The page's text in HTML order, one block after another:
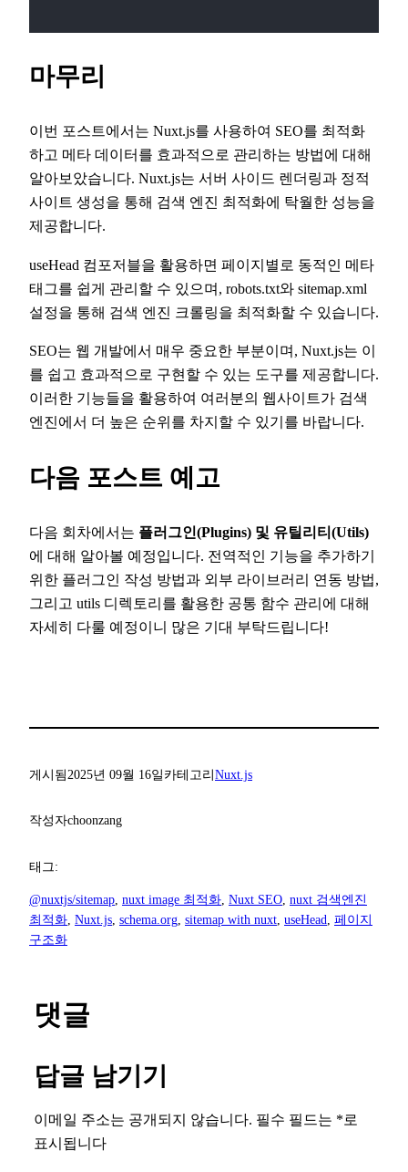
마무리
이번 포스트에서는 Nuxt.js를 사용하여 SEO를 최적화
하고 메타 데이터를 효과적으로 관리하는 방법에 대해
알아보았습니다. Nuxt.js는 서버 사이드 렌더링과 정적
사이트 생성을 통해 검색 엔진 최적화에 탁월한 성능을
제공합니다.
useHead 컴포저블을 활용하면 페이지별로 동적인 메타
태그를 쉽게 관리할 수 있으며, robots.txt와 sitemap.xml
설정을 통해 검색 엔진 크롤링을 최적화할 수 있습니다.
SEO는 웹 개발에서 매우 중요한 부분이며, Nuxt.js는 이
를 쉽고 효과적으로 구현할 수 있는 도구를 제공합니다.
이러한 기능들을 활용하여 여러분의 웹사이트가 검색
엔진에서 더 높은 순위를 차지할 수 있기를 바랍니다.
다음 포스트 예고
다음 회차에서는 플러그인(Plugins) 및 유틸리티(Utils)
에 대해 알아볼 예정입니다. 전역적인 기능을 추가하기
위한 플러그인 작성 방법과 외부 라이브러리 연동 방법,
그리고 utils 디렉토리를 활용한 공통 함수 관리에 대해
자세히 다룰 예정이니 많은 기대 부탁드립니다!
게시됨2025년 09월 16일카테고리Nuxt.js
작성자choonzang
태그:
@nuxtjs/sitemap nuxt image 최적화 Nuxt SEO nuxt 검색엔진
최적화 Nuxt.js schema.org sitemap with nuxt useHead 페이지
구조화
댓글
답글 남기기
이메일 주소는 공개되지 않습니다. 필수 필드는 *로
표시됩니다